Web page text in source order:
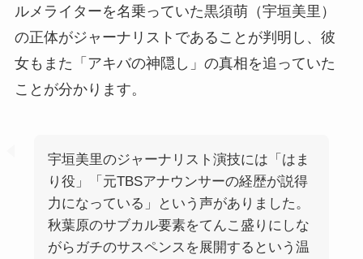
ルメライターを名乗っていた黒須萌（宇垣美里）
の正体がジャーナリストであることが判明し、彼
女もまた「アキバの神隠し」の真相を追っていた
ことが分かります。
宇垣美里のジャーナリスト演技には「はま
り役」「元TBSアナウンサーの経歴が説得
力になっている」という声がありました。
秋葉原のサブカル要素をてんこ盛りにしな
がらガチのサスペンスを展開するという温